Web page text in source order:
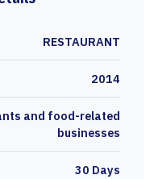
RESTAURANT
2014
and food-related
businesses
30 Days